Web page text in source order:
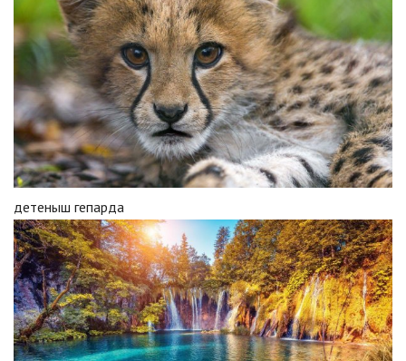
детеныш гепарда